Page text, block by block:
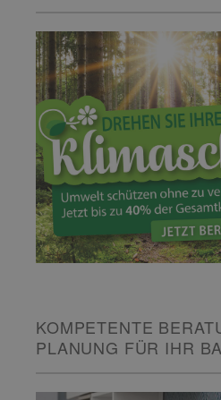
KOMPETENTE
PLANUNG FÜR IHR